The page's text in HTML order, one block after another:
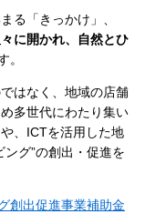
る「きっかけ」、
々に開かれ、自然とひ
。
はなく、地域の店舗
多世代にわたり集い
、ICTを活用した地
グ”の創出・促進を
創出促進事業補助金